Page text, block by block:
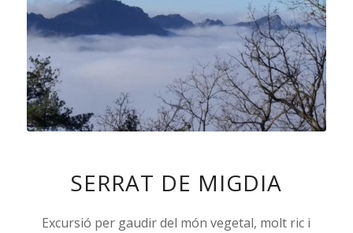
SERRAT DE MIGDIA
Excursió per gaudir del món vegetal, molt ric i